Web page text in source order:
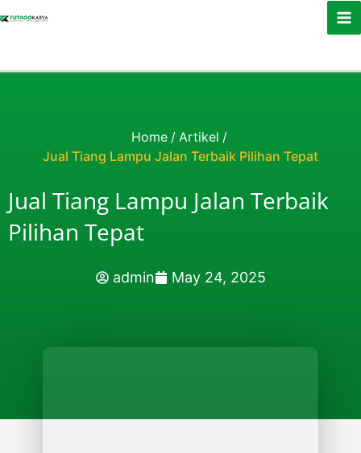
Home / Artikel /
Jual Tiang Lampu Jalan Terbaik Pilihan Tepat
Jual Tiang Lampu Jalan Terbaik
Pilihan Tepat
admin May 24, 2025